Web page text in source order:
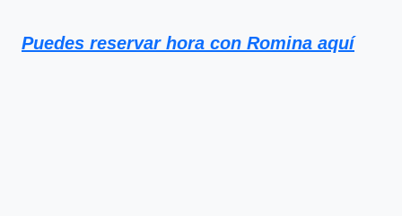
Puedes reservar hora con Romina aquí